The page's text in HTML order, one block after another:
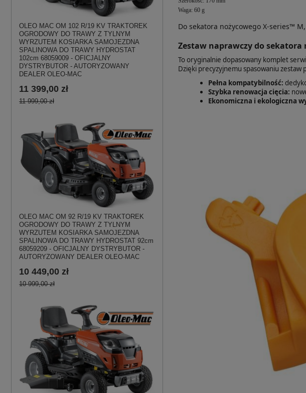
OLEO MAC OM 102 R/19 KV TRAKTOREK
OGRODOWY DO TRAWY Z TYLNYM
WYRZUTEM KOSIARKA SAMOJEZDNA
SPALINOWA DO TRAWY HYDROSTAT
102cm 68059009 - OFICJALNY
DYSTRYBUTOR - AUTORYZOWANY
DEALER OLEO-MAC
11 399,00 zł
11 999,00 zł
OLEO MAC OM 92 R/19 KV TRAKTOREK
OGRODOWY DO TRAWY Z TYLNYM
WYRZUTEM KOSIARKA SAMOJEZDNA
SPALINOWA DO TRAWY HYDROSTAT 92cm
68059209 - OFICJALNY DYSTRYBUTOR -
AUTORYZOWANY DEALER OLEO-MAC
10 449,00 zł
10 999,00 zł
Waga: 60 g
Do sekatora nożycowego X-series™ M,
Zestaw naprawczy do sekatora
To oryginalnie dopasowany komplet
Dzięki precyzyjnemu spasowaniu zestaw
Pełna kompatybilność:
Szybka renowacja cięcia:
Ekonomiczna i ekologiczna